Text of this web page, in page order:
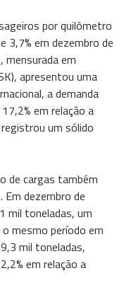
por quilômetro
3,7% em dezembro de
em
apresentou uma
a demanda
em relação a
um sólido
de cargas também
dezembro de
mil toneladas, um
mesmo período em
mil toneladas,
em relação a